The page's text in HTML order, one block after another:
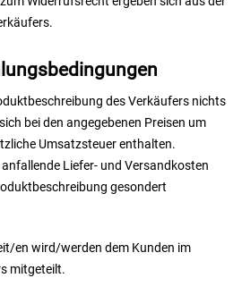
des Verkäufers nichts
bei den angegebenen Preisen um
Umsatzsteuer enthalten.
Liefer- und Versandkosten
gesondert
en wird/werden dem Kunden im
mitgeteilt.